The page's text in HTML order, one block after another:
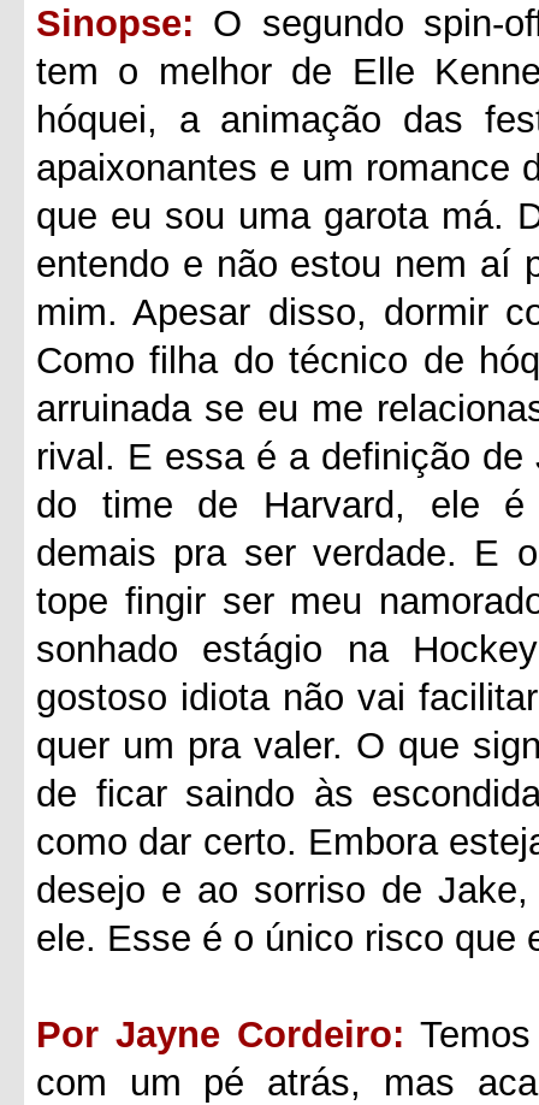
Sinopse: O segundo spin-
tem o melhor de Elle
hóquei, a animação das
apaixonantes e um romance
que eu sou uma garota má.
entendo e não estou nem aí
mim. Apesar disso, dormir
Como filha do técnico de
arruinada se eu me
rival. E essa é a definição
do time de Harvard, ele é
demais pra ser verdade. E
tope fingir ser meu
sonhado estágio na
gostoso idiota não vai
quer um pra valer. O que
de ficar saindo às
como dar certo. Embora
desejo e ao sorriso de
ele. Esse é o único risco que
Por Jayne Cordeiro:
com um pé atrás, mas